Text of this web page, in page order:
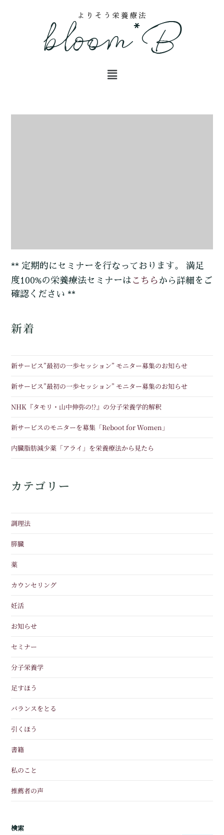
** 定期的にセミナーを行なっております。 満足
度100%の栄養療法セミナーは こちら から詳細をご
確認ください **
新着
新サービス”最初の一歩セッション” モニター募集のお知らせ
新サービス”最初の一歩セッション” モニター募集のお知らせ
NHK『タモリ・山中伸弥の!?』の分子栄養学的解釈
新サービスのモニターを募集「Reboot for Women」
内臓脂肪減少薬「アライ」を栄養療法から見たら
カテゴリー
調理法
膵臓
薬
カウンセリング
妊活
お知らせ
セミナー
分子栄養学
足すほう
バランスをとる
引くほう
書籍
私のこと
推薦者の声
検索